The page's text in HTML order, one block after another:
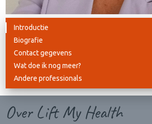
Introductie
Biografie
Contact gegevens
Wat doe ik nog meer?
Andere professionals
Over Lift My Health